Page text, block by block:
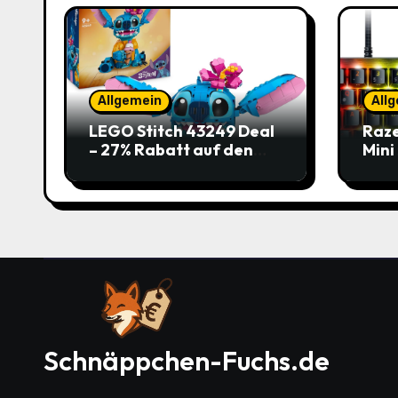
Allgemein
LEGO Stitch 43249 Deal
– 27% Rabatt auf den
Mini
Schnäppchen-Fuchs.de